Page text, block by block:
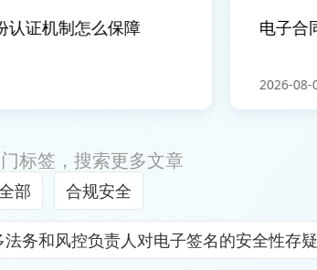
证机制怎么保障 电子合
2026-08-07
标签，搜索更多文章
部 合规安全
和风控负责人对电子签名的安全性